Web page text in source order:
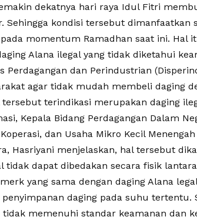
dekatnya hari raya Idul Fitri
Sehingga kondisi tersebut
momentum Ramadhan saat ini. Hal
Alana ilegal yang tidak diketahui
Perdagangan dan Perindustrian
agar tidak mudah membeli daging
tersebut terindikasi merupakan daging
Kepala Bidang Perdagangan Dalam
dan Usaha Mikro Kecil
Hasriyani menjelaskan, hal tersebut
tidak dapat dibedakan secara fisik
yang sama dengan daging Alana
daging pada suhu tertentu.
memenuhi standar keamanan dan